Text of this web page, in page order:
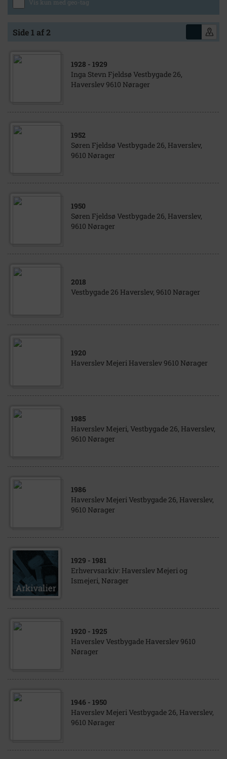
Vis kun med geo-tag
Side 1 af 2
1928 - 1929
Inga Stevn Fjeldsø Vestbygade 26,
Haverslev 9610 Nørager
1952
Søren Fjeldsø Vestbygade 26, Haverslev,
9610 Nørager
1950
Søren Fjeldsø Vestbygade 26, Haverslev,
9610 Nørager
2018
Vestbygade 26 Haverslev, 9610 Nørager
1920
Haverslev Mejeri Haverslev 9610 Nørager
1985
Haverslev Mejeri, Vestbygade 26, Haverslev,
9610 Nørager
1986
Haverslev Mejeri Vestbygade 26, Haverslev,
9610 Nørager
1929 - 1981
Erhvervsarkiv: Haverslev Mejeri og
Ismejeri, Nørager
1920 - 1925
Haverslev Vestbygade Haverslev 9610
Nørager
1946 - 1950
Haverslev Mejeri Vestbygade 26, Haverslev,
9610 Nørager